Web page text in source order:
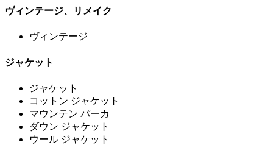
ヴィンテージ、リメイク
ヴィンテージ
ジャケット
ジャケット
コットン ジャケット
マウンテン パーカ
ダウン ジャケット
ウール ジャケット